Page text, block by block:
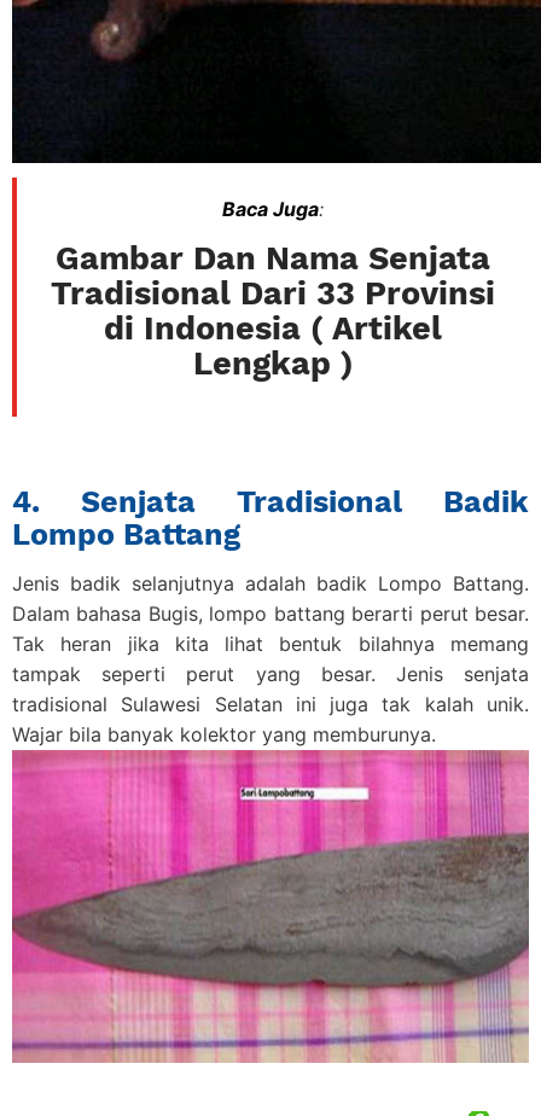
Baca Juga:
Gambar Dan Nama Senjata
Tradisional Dari 33 Provinsi
di Indonesia ( Artikel
Lengkap )
4. Senjata Tradisional Badik
Lompo Battang
Jenis badik selanjutnya adalah badik Lompo Battang.
Dalam bahasa Bugis, lompo battang berarti perut besar.
Tak heran jika kita lihat bentuk bilahnya memang
tampak seperti perut yang besar. Jenis senjata
tradisional Sulawesi Selatan ini juga tak kalah unik.
Wajar bila banyak kolektor yang memburunya.